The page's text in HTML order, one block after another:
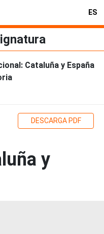
ES
Cataluña y España
y
DESCARGA PDF